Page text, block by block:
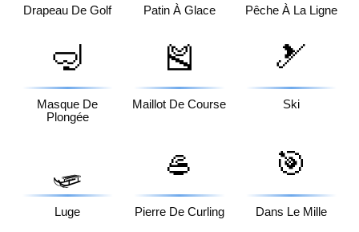
Drapeau De Golf Patin À Glace Pêche À La Ligne
🤿
Masque De
Plongée
🎽
Maillot De Course
🎿
Ski
🛷
Luge
🥌
Pierre De Curling
🎯
Dans Le Mille